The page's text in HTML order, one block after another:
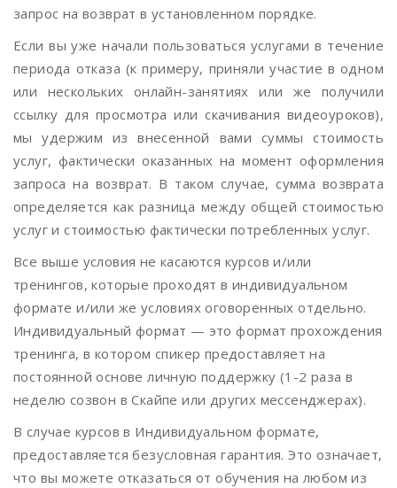
запрос на возврат в установленном порядке.
Если вы уже начали пользоваться услугами в течение
периода отказа (к примеру, приняли участие в одном
или нескольких онлайн-занятиях или же получили
ссылку для просмотра или скачивания видеоуроков),
мы удержим из внесенной вами суммы стоимость
услуг, фактически оказанных на момент оформления
запроса на возврат. В таком случае, сумма возврата
определяется как разница между общей стоимостью
услуг и стоимостью фактически потребленных услуг.
Все выше условия не касаются курсов и/или
тренингов, которые проходят в индивидуальном
формате и/или же условиях оговоренных отдельно.
Индивидуальный формат — это формат прохождения
тренинга, в котором спикер предоставляет на
постоянной основе личную поддержку (1-2 раза в
неделю созвон в Скайпе или других мессенджерах).
В случае курсов в Индивидуальном формате,
предоставляется безусловная гарантия. Это означает,
что вы можете отказаться от обучения на любом из